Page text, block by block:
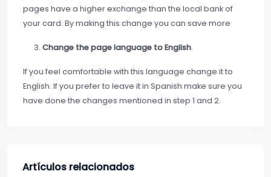
pages have a higher exchange than the local bank of
your card. By making this change you can save more
Change the page language to English.
If you feel comfortable with this language change it to
English. If you prefer to leave it in Spanish make sure you
have done the changes mentioned in step 1 and 2.
Artículos relacionados